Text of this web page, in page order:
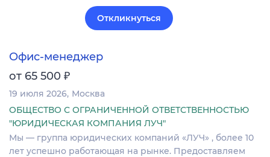
Откликнуться
Офис-менеджер
от 65 500 ₽
19 июля 2026 Москва
ОБЩЕСТВО С ОГРАНИЧЕННОЙ ОТВЕТСТВЕННОСТЬЮ
"ЮРИДИЧЕСКАЯ КОМПАНИЯ ЛУЧ"
Мы — группа юридических компаний «ЛУЧ» , более 10
лет успешно работающая на рынке. Предоставляем